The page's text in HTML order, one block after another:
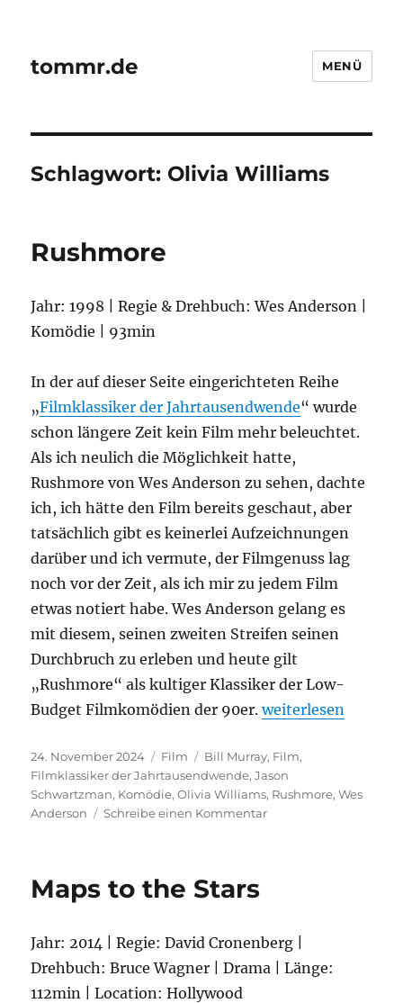
tommr.de MENÜ
Schlagwort: Olivia Williams
Rushmore
Jahr: 1998 | Regie & Drehbuch: Wes Anderson |
Komödie | 93min
In der auf dieser Seite eingerichteten Reihe
„Filmklassiker der Jahrtausendwende“ wurde
schon längere Zeit kein Film mehr beleuchtet.
Als ich neulich die Möglichkeit hatte,
Rushmore von Wes Anderson zu sehen, dachte
ich, ich hätte den Film bereits geschaut, aber
tatsächlich gibt es keinerlei Aufzeichnungen
darüber und ich vermute, der Filmgenuss lag
noch vor der Zeit, als ich mir zu jedem Film
etwas notiert habe. Wes Anderson gelang es
mit diesem, seinen zweiten Streifen seinen
Durchbruch zu erleben und heute gilt
„Rushmore“ als kultiger Klassiker der Low-
Budget Filmkomödien der 90er.„Rushmore“
weiterlesen
Veröffentlicht
am
24. November 2024 Kategorien
Film Schlagwörter
Bill Murray, Film,
Filmklassiker der Jahrtausendwende,Jason
Schwartzman, Komödie,Olivia Williams, Rushmore,Wes
Anderson
Schreibe einen Kommentarzu
Maps to the Stars
Jahr: 2014 | Regie: David Cronenberg |
Drehbuch: Bruce Wagner | Drama | Länge:
112min | Location: Hollywood